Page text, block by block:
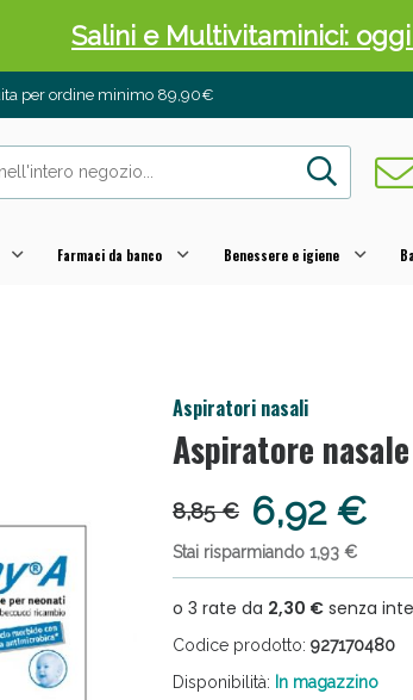
per ordine minimo 89,90€
Farmaci da banco Benessere e igiene
Aspiratori nasali
Aspiratore
8,85 € 6,92 €
Stai risparmiando 1,93 €
Codice prodotto: 927170480
Disponibilità: In magazzino
Salini e Multivitaminici:
Anticellulite e Fanghi: